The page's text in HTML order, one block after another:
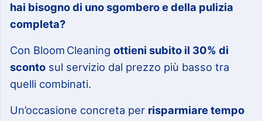
hai bisogno di uno sgombero e della pulizia
completa?
Con Bloom Cleaningottieni subito il 30% di
sconto sul servizio dal prezzo più basso tra
quelli combinati.
Un’occasione concreta per risparmiare tempo